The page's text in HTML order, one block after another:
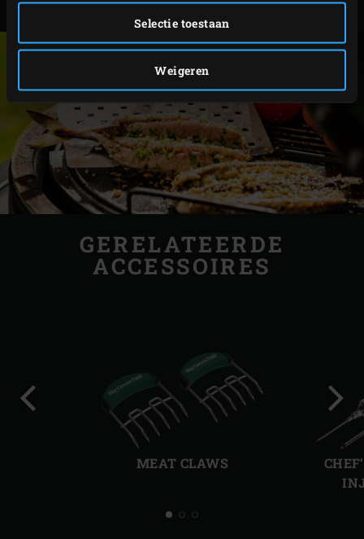
Selectie toestaan
Weigeren
GERELATEERDE
ACCESSOIRES
MEAT CLAWS
slide